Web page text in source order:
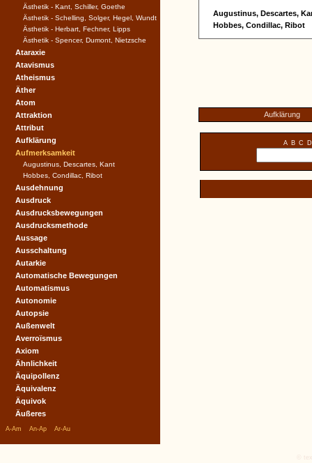
Augustinus, Descartes,
Hobbes, Condillac, Ribot
Aufklärung
A B C D
Ästhetik - Kant, Schiller, Goethe
Ästhetik - Schelling, Solger, Hegel, Wundt
Ästhetik - Herbart, Fechner, Lipps
Ästhetik - Spencer, Dumont, Nietzsche
Ataraxie
Atavismus
Atheismus
Äther
Atom
Attraktion
Attribut
Aufklärung
Aufmerksamkeit
Augustinus, Descartes, Kant
Hobbes, Condillac, Ribot
Ausdehnung
Ausdruck
Ausdrucksbewegungen
Ausdrucksmethode
Aussage
Ausschaltung
Autarkie
Automatische Bewegungen
Automatismus
Autonomie
Autopsie
Außenwelt
Averroïsmus
Axiom
Ähnlichkeit
Äquipollenz
Äquivalenz
Äquivok
Äußeres
A-Am An-Ap Ar-Au